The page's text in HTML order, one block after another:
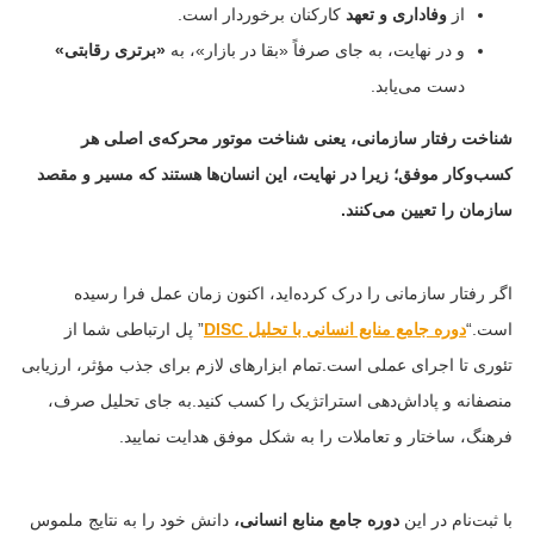
از وفاداری و تعهد کارکنان برخوردار است.
و در نهایت، به جای صرفاً «بقا در بازار»، به «برتری رقابتی»
دست می‌یابد.
شناخت رفتار سازمانی، یعنی شناخت موتور محرکه‌ی اصلی هر
کسب‌وکار موفق؛ زیرا در نهایت، این انسان‌ها هستند که مسیر و مقصد
سازمان را تعیین می‌کنند.
اگر رفتار سازمانی را درک کرده‌اید، اکنون زمان عمل فرا رسیده
است.“دوره جامع منابع انسانی با تحلیل DISC
” پل ارتباطی شما از
تئوری تا اجرای عملی است.تمام ابزارهای لازم برای جذب مؤثر، ارزیابی
منصفانه و پاداش‌دهی استراتژیک را کسب کنید.به جای تحلیل صرف،
فرهنگ، ساختار و تعاملات را به شکل موفق هدایت نمایید.
با ثبت‌نام در این دوره جامع منابع انسانی، دانش خود را به نتایج ملموس